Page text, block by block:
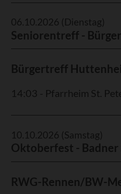
06.10.2026 (Dienstag)
Seniorentreff -
Bürgertreff
14:03 - Pfarrheim St.
10.10.2026 (Samstag)
Oktoberfest - Badner
RWG-Rennen/BW-